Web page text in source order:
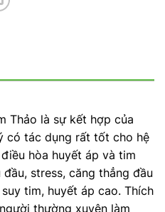
Thảo là sự kết hợp của
có tác dụng rất tốt cho hệ
hòa huyết áp và tim
stress, căng thẳng đầu
tim, huyết áp cao. Thích
thường xuyên làm